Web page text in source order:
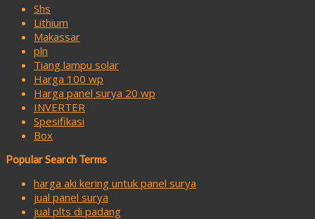
Shs
Lithium
Makassar
pln
Tiang lampu solar
Harga 100 wp
Harga panel surya 20 wp
INVERTER
Spesifikasi
Box
Popular Search Terms
harga aki kering untuk panel surya
jual panel surya
jual plts di padang